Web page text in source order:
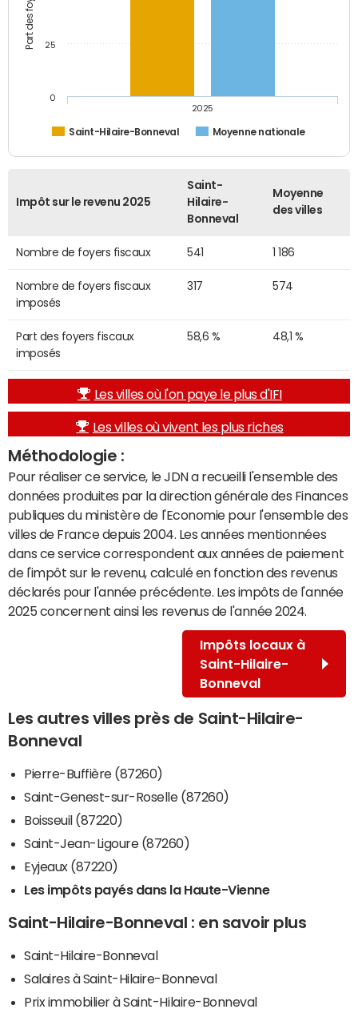
Saint-Hilaire-Bonneval Moyenne nationale
2025
0
25
Impôt sur le revenu 2025
Saint-
Hilaire-
Bonneval
Moyenne
des villes
Nombre de foyers fiscaux 541 1 186
Nombre de foyers fiscaux
imposés
317 574
Part des foyers fiscaux
imposés
58,6 % 48,1 %
Les villes où l'on paye le plus d'IFI
Les villes où vivent les plus riches
Méthodologie :
Pour réaliser ce service, le JDN a recueilli l'ensemble des
données produites par la direction générale des Finances
publiques du ministère de l'Economie pour l'ensemble des
villes de France depuis 2004. Les années mentionnées
dans ce service correspondent aux années de paiement
de l'impôt sur le revenu, calculé en fonction des revenus
déclarés pour l'année précédente. Les impôts de l'année
2025 concernent ainsi les revenus de l'année 2024.
Impôts locaux à
Saint-Hilaire-
Bonneval
Les autres villes près de Saint-Hilaire-
Bonneval
Pierre-Buffière (87260)
Saint-Genest-sur-Roselle (87260)
Boisseuil (87220)
Saint-Jean-Ligoure (87260)
Eyjeaux (87220)
Les impôts payés dans la Haute-Vienne
Saint-Hilaire-Bonneval : en savoir plus
Saint-Hilaire-Bonneval
Salaires à Saint-Hilaire-Bonneval
Prix immobilier à Saint-Hilaire-Bonneval